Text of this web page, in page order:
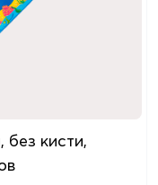
без кисти,